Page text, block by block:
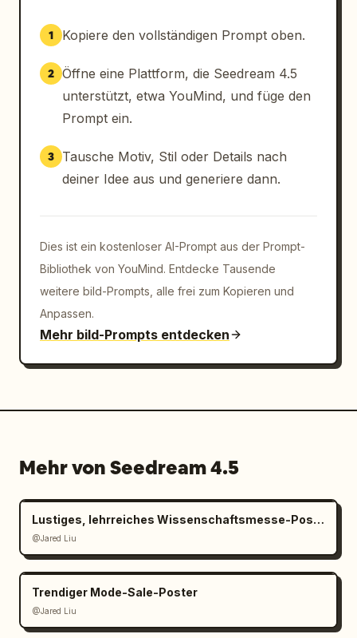
1 Kopiere den vollständigen Prompt oben.
2 Öffne eine Plattform, die Seedream 4.5
unterstützt, etwa YouMind, und füge den
Prompt ein.
3
Tausche Motiv, Stil oder Details nach
deiner Idee aus und generiere dann.
Dies ist ein kostenloser AI-Prompt aus der Prompt-
Bibliothek von YouMind. Entdecke Tausende
weitere bild-Prompts, alle frei zum Kopieren und
Anpassen.
Mehr bild-Prompts entdecken
Mehr von Seedream 4.5
Lustiges, lehrreiches Wissenschaftsmesse-Poster für Kinder
@Jared Liu
Trendiger Mode-Sale-Poster
@Jared Liu